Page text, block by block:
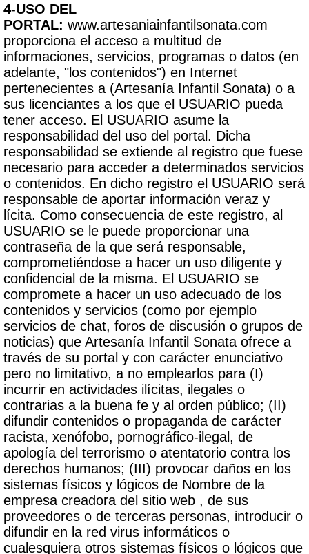
4-USO DEL
PORTAL: www.artesaniainfantilsonata.com
proporciona el acceso a multitud de
informaciones, servicios, programas o datos (en
adelante, "los contenidos") en Internet
pertenecientes a (Artesanía Infantil Sonata) o a
sus licenciantes a los que el USUARIO pueda
tener acceso. El USUARIO asume la
responsabilidad del uso del portal. Dicha
responsabilidad se extiende al registro que fuese
necesario para acceder a determinados servicios
o contenidos. En dicho registro el USUARIO será
responsable de aportar información veraz y
lícita. Como consecuencia de este registro, al
USUARIO se le puede proporcionar una
contraseña de la que será responsable,
comprometiéndose a hacer un uso diligente y
confidencial de la misma. El USUARIO se
compromete a hacer un uso adecuado de los
contenidos y servicios (como por ejemplo
servicios de chat, foros de discusión o grupos de
noticias) que Artesanía Infantil Sonata ofrece a
través de su portal y con carácter enunciativo
pero no limitativo, a no emplearlos para (I)
incurrir en actividades ilícitas, ilegales o
contrarias a la buena fe y al orden público; (II)
difundir contenidos o propaganda de carácter
racista, xenófobo, pornográfico-ilegal, de
apología del terrorismo o atentatorio contra los
derechos humanos; (III) provocar daños en los
sistemas físicos y lógicos de Nombre de la
empresa creadora del sitio web , de sus
proveedores o de terceras personas, introducir o
difundir en la red virus informáticos o
cualesquiera otros sistemas físicos o lógicos que